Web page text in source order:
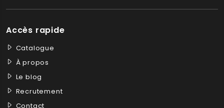
Accès rapide
Catalogue
À propos
Le blog
Recrutement
Contact